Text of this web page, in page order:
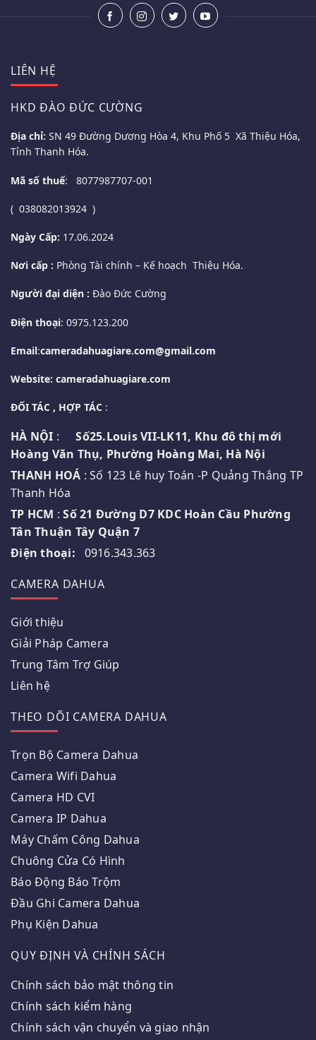
LIÊN HỆ
HKD ĐÀO ĐỨC CƯỜNG
Địa chỉ: SN 49 Đường Dương Hòa 4, Khu Phố 5 Xã Thiệu Hóa,
Tỉnh Thanh Hóa.
Mã số thuế: 8077987707-001
( 038082013924 )
Ngày Cấp: 17.06.2024
Nơi cấp : Phòng Tài chính – Kế hoạch Thiệu Hóa.
Người đại diện : Đào Đức Cường
Điện thoại: 0975.123.200
Email:cameradahuagiare.com@gmail.com
Website: cameradahuagiare.com
ĐỐI TÁC , HỢP TÁC :
HÀ NỘI :
Số25.Louis VII-LK11, Khu đô thị mới
Hoàng Văn Thụ, Phường Hoàng Mai, Hà Nội
THANH HOÁ : Số 123 Lê huy Toán -P Quảng Thắng TP
Thanh Hóa
TP HCM :Số 21 Đường D7 KDC Hoàn Cầu Phường
Tân Thuận Tây Quận 7
Điện thoại: 0916.343.363
CAMERA DAHUA
Giới thiệu
Giải Pháp Camera
Trung Tâm Trợ Giúp
Liên hệ
THEO DÕI CAMERA DAHUA
Trọn Bộ Camera Dahua
Camera Wifi Dahua
Camera HD CVI
Camera IP Dahua
Máy Chấm Công Dahua
Chuông Cửa Có Hình
Báo Động Báo Trộm
Đầu Ghi Camera Dahua
Phụ Kiện Dahua
QUY ĐỊNH VÀ CHÍNH SÁCH
Chính sách bảo mật thông tin
Chính sách kiểm hàng
Chính sách vận chuyển và giao nhận